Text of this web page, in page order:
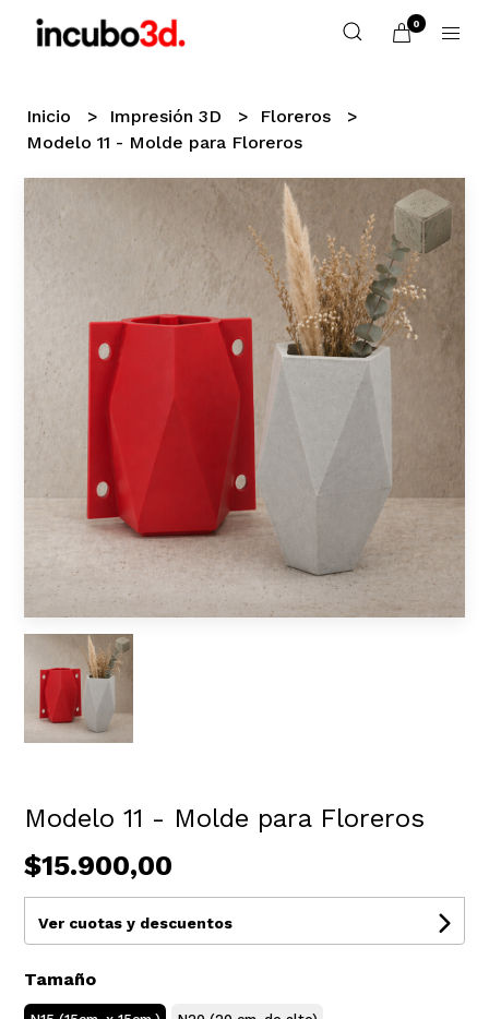
0
Inicio Impresión 3D
Floreros
Modelo 11 - Molde para Floreros
Modelo 11 - Molde para Floreros
$15.900,00
Ver cuotas y descuentos
Tamaño